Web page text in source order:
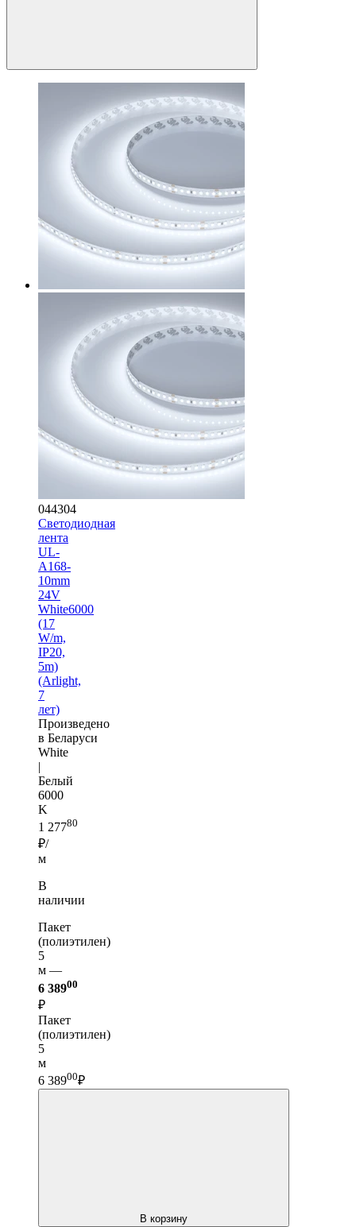
044304
Светодиодная
лента
UL-
A168-
10mm
24V
White6000
(17
W/m,
IP20,
5m)
(Arlight,
7
лет)
Произведено
в Беларуси
White
|
Белый
6000
K
1 27780
₽/
м
В
наличии
Пакет
(полиэтилен)
5
м —
6 38900
₽
Пакет
(полиэтилен)
5
м
6 38900₽
В корзину